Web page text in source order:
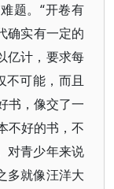
题。“开卷有
确实有一定的
亿计，要求每
不可能，而且
书，像交了一
不好的书，不
对青少年来说
多就像汪洋大